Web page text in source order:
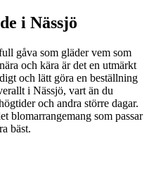
i Nässjö
gåva som gläder vem som
och kära är det en utmärkt
och lätt göra en beställning
i Nässjö, vart än du
blomarrangemang som passar
bäst.